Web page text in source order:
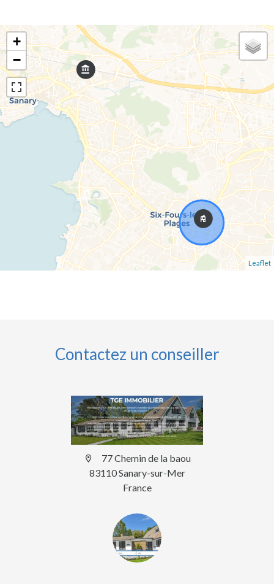
+
−
Leaflet
Contactez un conseiller
77 Chemin de la baou
83110 Sanary-sur-Mer
France